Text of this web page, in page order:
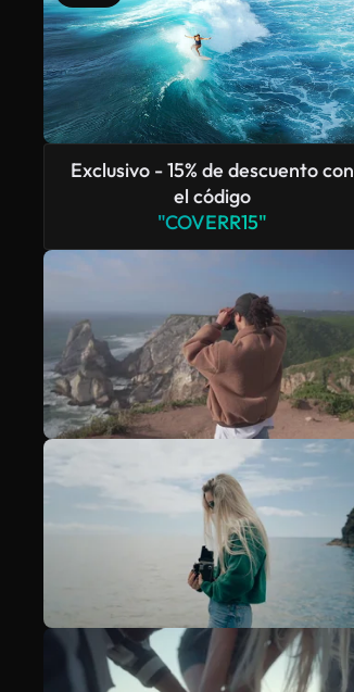
Exclusivo - 15% de descuento con
el código
"COVERR15"